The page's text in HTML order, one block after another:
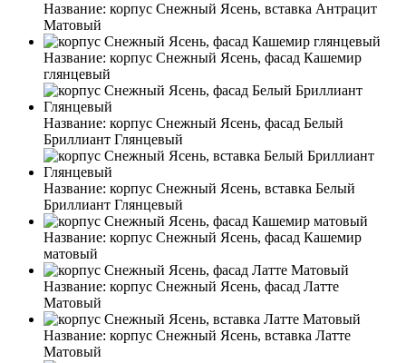
Название: корпус Снежный Ясень, вставка Антрацит
Матовый
Название: корпус Снежный Ясень, фасад Кашемир
глянцевый
Название: корпус Снежный Ясень, фасад Белый
Бриллиант Глянцевый
Название: корпус Снежный Ясень, вставка Белый
Бриллиант Глянцевый
Название: корпус Снежный Ясень, фасад Кашемир
матовый
Название: корпус Снежный Ясень, фасад Латте
Матовый
Название: корпус Снежный Ясень, вставка Латте
Матовый